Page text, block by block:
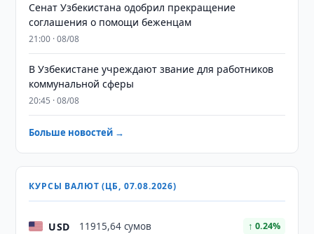
Сенат Узбекистана одобрил прекращение
соглашения о помощи беженцам
21:00 · 08/08
В Узбекистане учреждают звание для работников
коммунальной сферы
20:45 · 08/08
Больше новостей →
КУРСЫ ВАЛЮТ (ЦБ, 07.08.2026)
USD 11915,64 сумов ↑ 0.24%